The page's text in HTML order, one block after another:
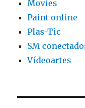
Movies
Paint online
Plas-Tic
SM
Vídeoartes